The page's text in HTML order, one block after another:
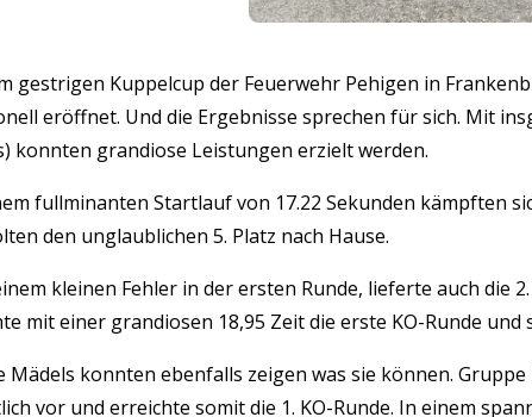
gestrigen Kuppelcup der Feuerwehr Pehigen in
eröffnet. Und die Ergebnisse sprechen für sich. Mit
konnten grandiose Leistungen erzielt werden.
fullminanten Startlauf von 17.22 Sekunden kämpften
den unglaublichen 5. Platz nach Hause.
kleinen Fehler in der ersten Runde, lieferte auch die
mit einer grandiosen 18,95 Zeit die erste KO-Runde und
Mädels konnten ebenfalls zeigen was sie können.
vor und erreichte somit die 1. KO-Runde. In einem